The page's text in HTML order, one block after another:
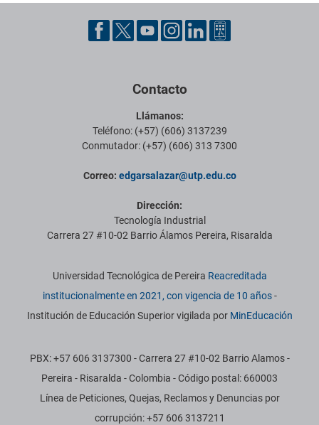
Pie de página con información de contacto, redes sociales y datos
Contacto
Llámanos:
Teléfono: (+57) (606) 3137239
Conmutador: (+57) (606) 313 7300
Correo: edgarsalazar@utp.edu.co
Dirección:
Tecnología Industrial
Carrera 27 #10-02 Barrio Álamos Pereira, Risaralda
Información institucional
Universidad Tecnológica de Pereira Reacreditada
institucionalmente en 2021, con vigencia de 10 años-
Institución de Educación Superior vigilada por MinEducación
PBX: +57 606 3137300 - Carrera 27 #10-02 Barrio Alamos -
Pereira - Risaralda - Colombia - Código postal: 660003
Línea de Peticiones, Quejas, Reclamos y Denuncias por
corrupción: +57 606 3137211